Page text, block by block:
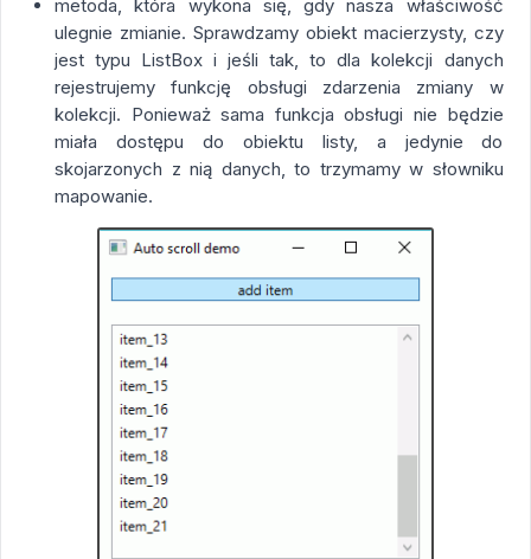
metoda, która wykona się, gdy nasza właściwość
ulegnie zmianie. Sprawdzamy obiekt macierzysty, czy
jest typu ListBox i jeśli tak, to dla kolekcji danych
rejestrujemy funkcję obsługi zdarzenia zmiany w
kolekcji. Ponieważ sama funkcja obsługi nie będzie
miała dostępu do obiektu listy, a jedynie do
skojarzonych z nią danych, to trzymamy w słowniku
mapowanie.